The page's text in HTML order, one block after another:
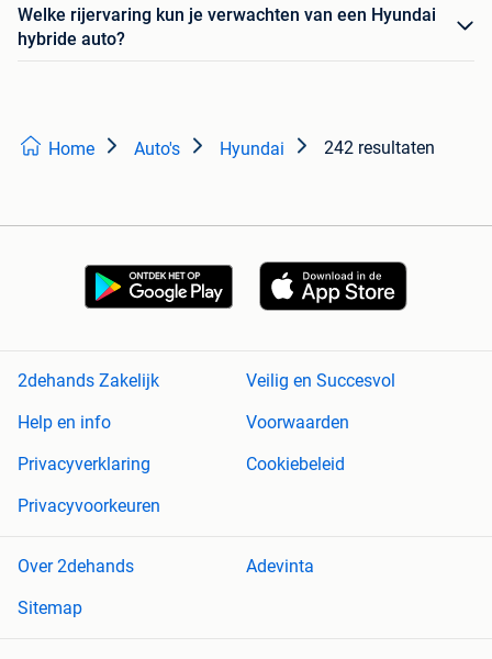
Welke rijervaring kun je verwachten van een Hyundai
hybride auto?
Home Auto's Hyundai 242 resultaten
2dehands Zakelijk
Veilig en Succesvol
Help en info
Voorwaarden
Privacyverklaring
Cookiebeleid
Privacyvoorkeuren
Over 2dehands
Adevinta
Sitemap